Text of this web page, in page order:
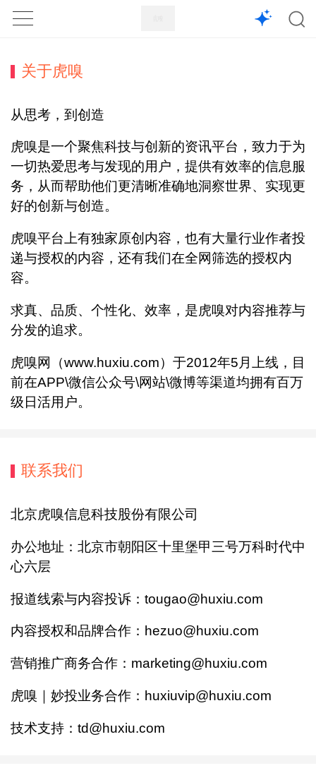
1X
关于虎嗅
从思考，到创造
虎嗅是一个聚焦科技与创新的资讯平台，致力于为
一切热爱思考与发现的用户，提供有效率的信息服
务，从而帮助他们更清晰准确地洞察世界、实现更
好的创新与创造。
虎嗅平台上有独家原创内容，也有大量行业作者投
递与授权的内容，还有我们在全网筛选的授权内
容。
求真、品质、个性化、效率，是虎嗅对内容推荐与
分发的追求。
虎嗅网（www.huxiu.com）于2012年5月上线，目
前在APP\微信公众号\网站\微博等渠道均拥有百万
级日活用户。
联系我们
北京虎嗅信息科技股份有限公司
办公地址：北京市朝阳区十里堡甲三号万科时代中
心六层
报道线索与内容投诉：tougao@huxiu.com
内容授权和品牌合作：hezuo@huxiu.com
营销推广商务合作：marketing@huxiu.com
虎嗅｜妙投业务合作：huxiuvip@huxiu.com
技术支持：td@huxiu.com